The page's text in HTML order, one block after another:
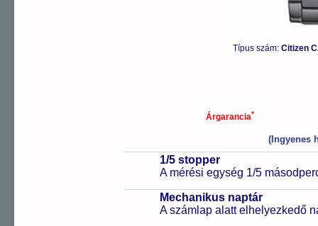
Típus szám: Citizen
Árgarancia*
(Ingyenes
1/5 stopper
A mérési egység 1/5
Mechanikus naptár
A számlap alatt elhelyezkedő